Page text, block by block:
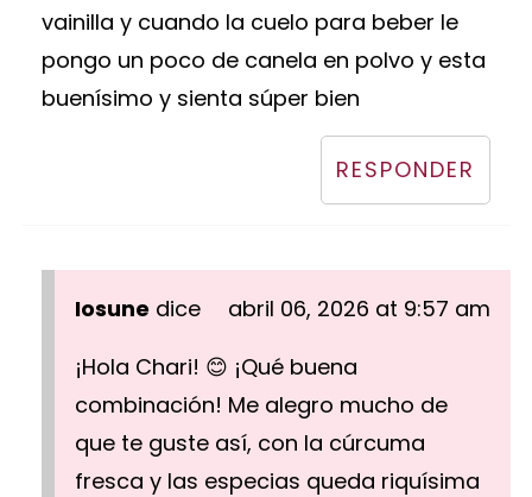
vainilla y cuando la cuelo para beber le
pongo un poco de canela en polvo y esta
buenísimo y sienta súper bien
RESPONDER
Iosune dice
abril 06, 2026 at 9:57 am
¡Hola Chari! 😊 ¡Qué buena
combinación! Me alegro mucho de
que te guste así, con la cúrcuma
fresca y las especias queda riquísima